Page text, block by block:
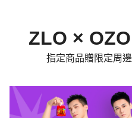
ZLO ×
指定商品贈限定周